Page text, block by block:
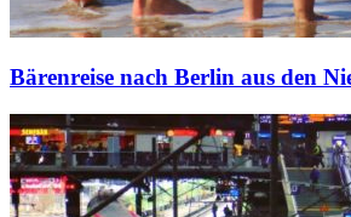
Bärenreise nach Berlin aus den